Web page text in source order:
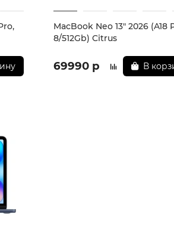
MacBook Neo 13" 2026 (A18
8/512Gb) Citrus
69990 р В